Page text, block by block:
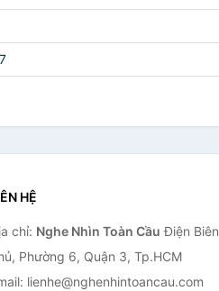
HỆ
chỉ: Nghe Nhìn Toàn Cầu Điện Biên
Phường 6, Quận 3, Tp.HCM
lienhe@nghenhintoancau.com